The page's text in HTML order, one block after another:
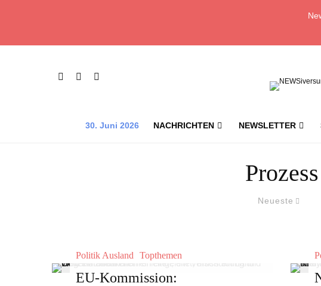
30. Juni 2026 NACHRICHTEN NEWSLETTER
Prozess
Neueste
Politik Ausland Topthemen
EU-Kommission: